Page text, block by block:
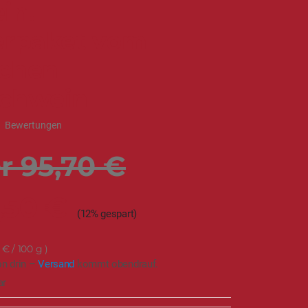
Bewertungen
95,70 €
(12% gespart)
€/ 100 g
drin –Versand kommt obendrauf.